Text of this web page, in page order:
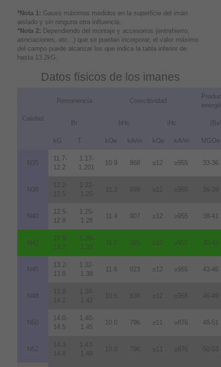
*Nota 1: Gauss máximos medidos en la superficie del imán
aislado y sin ninguna otra influencia.
*Nota 2: Dependiendo del montaje y accesorios (entrehierro,
asociaciones, etc...) que se puedan incorporar, el valor máximo
del campo puede alcanzar los que indica la tabla inferior de
hasta 13.2kG.
Datos físicos de los imanes
Calidad
Remanencia Coercitividad
Br bHc iHc
kG T kOe kA/m kOe kA/m MGOe
N35
11.7-
12.2
1.17-
1.201
10.9 868 ≥12 ≥955 33-36
N38
12.2-
12.5
1.22-
1.25
11.3 899 ≥12 ≥955 36-39
N40
12.5-
12.8
1.25-
1.28
11.4 907 ≥12 ≥955 38-41
N42
12.8-
13.2
1.28-
1.32
11.5 915 ≥12 ≥955 40-43
N45
13.2-
13.8
1.32-
1.38
11.6 923 ≥12 ≥955 43-46
N48
13.8-
14.2
1.38-
1.42
10.5 836 ≥12 ≥955 46-49
N50
14.0-
14.5
1.40-
1.45
10.0 796 ≥11 ≥876 48-51
N52
14.3-
14.8
1.43-
1.48
10.0 796 ≥11 ≥876 50-53